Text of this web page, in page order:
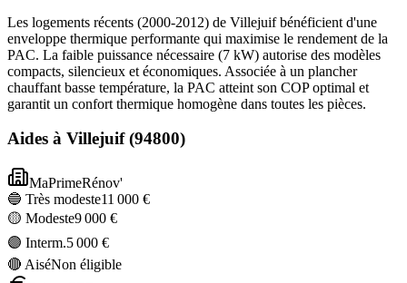
Les logements récents (2000-2012) de Villejuif bénéficient d'une
enveloppe thermique performante qui maximise le rendement de la
PAC. La faible puissance nécessaire (7 kW) autorise des modèles
compacts, silencieux et économiques. Associée à un plancher
chauffant basse température, la PAC atteint son COP optimal et
garantit un confort thermique homogène dans toutes les pièces.
Aides à Villejuif(94800)
MaPrimeRénov'
🔵 Très modeste11 000 €
🟡 Modeste9 000 €
🟣 Interm.5 000 €
🔴 AiséNon éligible